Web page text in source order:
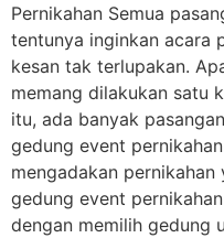
Pernikahan Semua
tentunya inginkan acara
kesan tak terlupakan.
memang dilakukan satu
itu, ada banyak
gedung event
mengadakan
gedung event
dengan memilih gedung